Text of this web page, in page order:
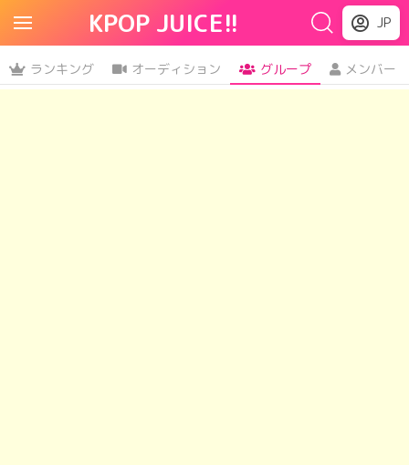
KPOP JUICE!! JP
ランキング オーディション グループ メンバー